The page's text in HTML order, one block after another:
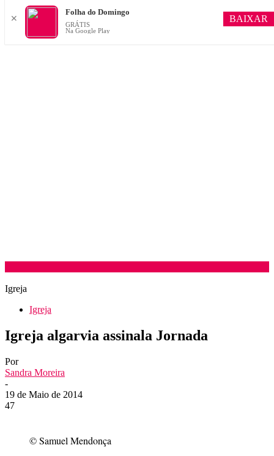
Igreja
Igreja
Igreja algarvia assinala Jornada
Por
Sandra Moreira
-
19 de Maio de 2014
47
© Samuel Mendonça
✕
Folha do Domingo
GRÁTIS
Na Google Play
BAIXAR